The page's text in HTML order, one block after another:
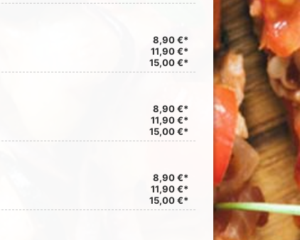
8,90 €*
11,90 €*
15,00 €*
8,90 €*
11,90 €*
15,00 €*
8,90 €*
11,90 €*
15,00 €*